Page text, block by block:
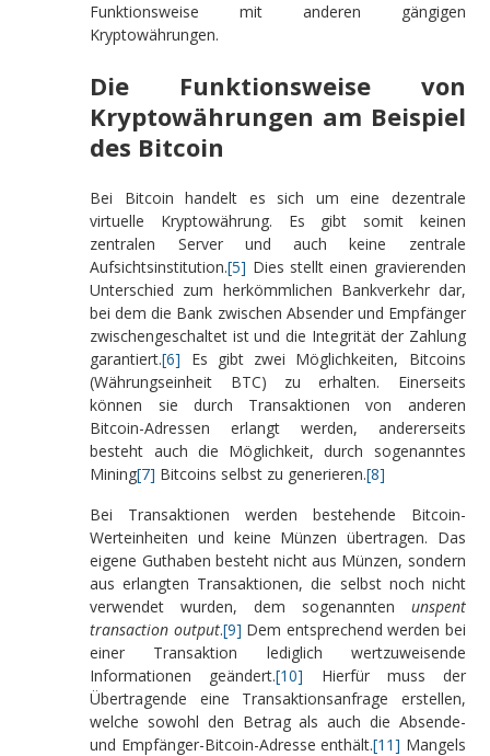
Funktionsweise mit anderen gängigen
Kryptowährungen.
Die Funktionsweise von
Kryptowährungen am Beispiel
des Bitcoin
Bei Bitcoin handelt es sich um eine dezentrale
virtuelle Kryptowährung. Es gibt somit keinen
zentralen Server und auch keine zentrale
Aufsichtsinstitution.[5] Dies stellt einen gravierenden
Unterschied zum herkömmlichen Bankverkehr dar,
bei dem die Bank zwischen Absender und Empfänger
zwischengeschaltet ist und die Integrität der Zahlung
garantiert.[6] Es gibt zwei Möglichkeiten, Bitcoins
(Währungseinheit BTC) zu erhalten. Einerseits
können sie durch Transaktionen von anderen
Bitcoin-Adressen erlangt werden, andererseits
besteht auch die Möglichkeit, durch sogenanntes
Mining[7] Bitcoins selbst zu generieren.[8]
Bei Transaktionen werden bestehende Bitcoin-
Werteinheiten und keine Münzen übertragen. Das
eigene Guthaben besteht nicht aus Münzen, sondern
aus erlangten Transaktionen, die selbst noch nicht
verwendet wurden, dem sogenannten unspent
transaction output.[9] Dem entsprechend werden bei
einer Transaktion lediglich wertzuweisende
Informationen geändert.[10] Hierfür muss der
Übertragende eine Transaktionsanfrage erstellen,
welche sowohl den Betrag als auch die Absende-
und Empfänger-Bitcoin-Adresse enthält.[11] Mangels